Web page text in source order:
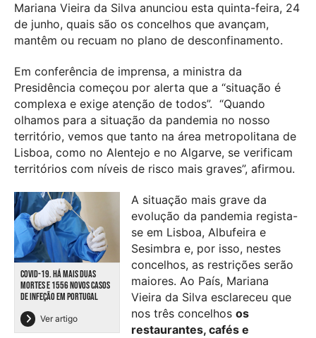
Mariana Vieira da Silva anunciou esta quinta-feira, 24
de junho, quais são os concelhos que avançam,
mantêm ou recuam no plano de desconfinamento.
Em conferência de imprensa, a ministra da
Presidência começou por alerta que a “situação é
complexa e exige atenção de todos”. “Quando
olhamos para a situação da pandemia no nosso
território, vemos que tanto na área metropolitana de
Lisboa, como no Alentejo e no Algarve, se verificam
territórios com níveis de risco mais graves”, afirmou.
COVID-19. HÁ MAIS DUAS
MORTES E 1556 NOVOS CASOS
DE INFEÇÃO EM PORTUGAL
Ver artigo
A situação mais grave da
evolução da pandemia regista-
se em Lisboa, Albufeira e
Sesimbra e, por isso, nestes
concelhos, as restrições serão
maiores. Ao País, Mariana
Vieira da Silva esclareceu que
nos três concelhos os
restaurantes, cafés e